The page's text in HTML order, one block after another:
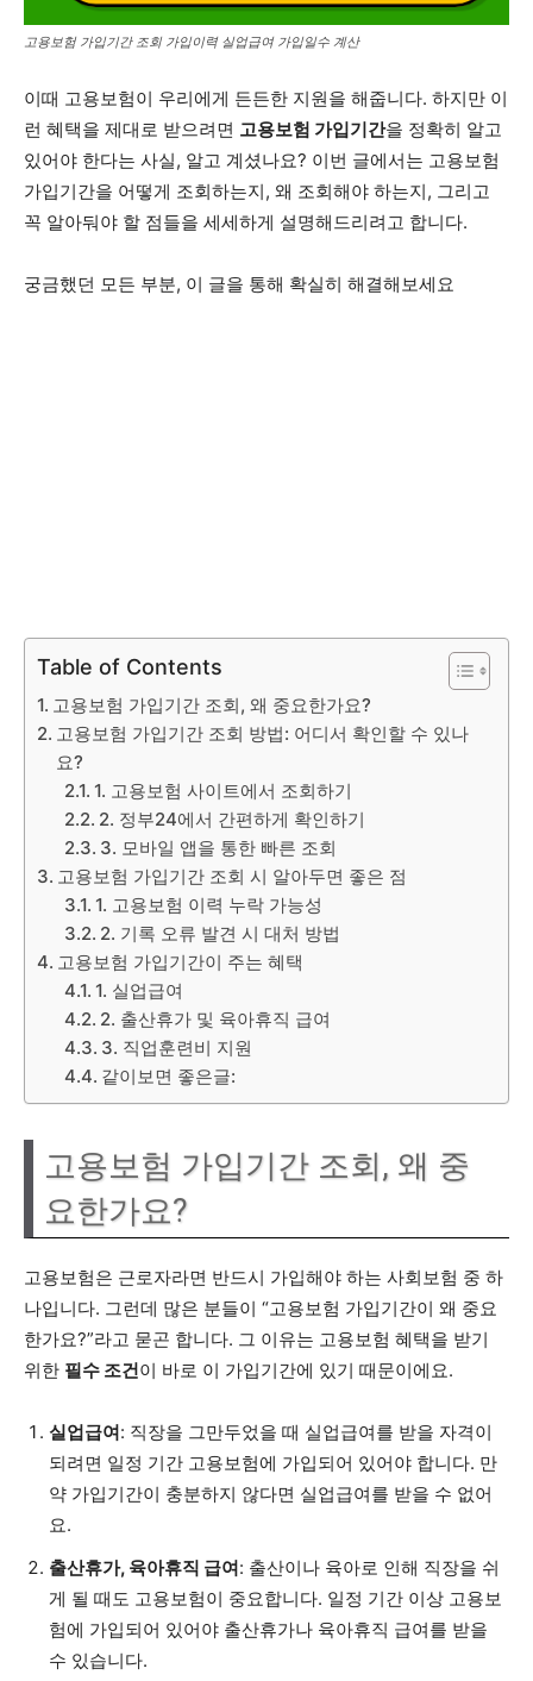
고용보험 가입기간 조회 가입이력 실업급여 가입일수 계산
이때 고용보험이 우리에게 든든한 지원을 해줍니다. 하지만 이
런 혜택을 제대로 받으려면 고용보험 가입기간을 정확히 알고
있어야 한다는 사실, 알고 계셨나요? 이번 글에서는 고용보험
가입기간을 어떻게 조회하는지, 왜 조회해야 하는지, 그리고
꼭 알아둬야 할 점들을 세세하게 설명해드리려고 합니다.
궁금했던 모든 부분, 이 글을 통해 확실히 해결해보세요
Table of Contents
고용보험 가입기간 조회, 왜 중요한가요?
고용보험 가입기간 조회 방법: 어디서 확인할 수 있나
요?
1. 고용보험 사이트에서 조회하기
2. 정부24에서 간편하게 확인하기
3. 모바일 앱을 통한 빠른 조회
고용보험 가입기간 조회 시 알아두면 좋은 점
1. 고용보험 이력 누락 가능성
2. 기록 오류 발견 시 대처 방법
고용보험 가입기간이 주는 혜택
1. 실업급여
2. 출산휴가 및 육아휴직 급여
3. 직업훈련비 지원
같이보면 좋은글:
고용보험 가입기간 조회, 왜 중
요한가요?
고용보험은 근로자라면 반드시 가입해야 하는 사회보험 중 하
나입니다. 그런데 많은 분들이 “고용보험 가입기간이 왜 중요
한가요?”라고 묻곤 합니다. 그 이유는 고용보험 혜택을 받기
위한 필수 조건이 바로 이 가입기간에 있기 때문이에요.
실업급여: 직장을 그만두었을 때 실업급여를 받을 자격이
되려면 일정 기간 고용보험에 가입되어 있어야 합니다. 만
약 가입기간이 충분하지 않다면 실업급여를 받을 수 없어
요.
출산휴가, 육아휴직 급여: 출산이나 육아로 인해 직장을 쉬
게 될 때도 고용보험이 중요합니다. 일정 기간 이상 고용보
험에 가입되어 있어야 출산휴가나 육아휴직 급여를 받을
수 있습니다.